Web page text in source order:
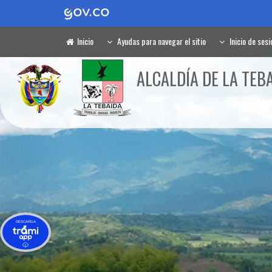
Inicio Ayudas para navegar el sitio Inicio de
ALCALDÍA DE LA
DESCARGA